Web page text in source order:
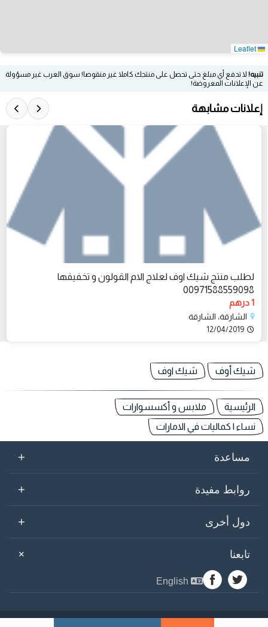
تنبيه! لا تدفع أي مبلغ حتى تحصل على منتجك كاملا غير منقوصا! سوق العرب غير مسؤولة
عن الإعلانات المعروضة!
إعلانات مشابهة
لطلب منتج شيك اوف لعلاج الام القولون و تخفيفها
00971588559098
1 درهم
الشارقة، الشارقة
12/04/2019
شيك أوف شيك اوف
الرئيسية
ملابس و أكسسوارات
نساء | كماليات في الامارات
مساعدة +
روابط مفيدة +
دول أخرى +
تابعنا +